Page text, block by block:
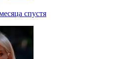
спустя